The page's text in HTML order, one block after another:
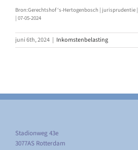
Bron:Gerechtshof ‘s-Hertogenbosch | jurisprudentie |
| 07-05-2024
juni 6th, 2024 | Inkomstenbelasting
Stadionweg 43e
3077AS Rotterdam